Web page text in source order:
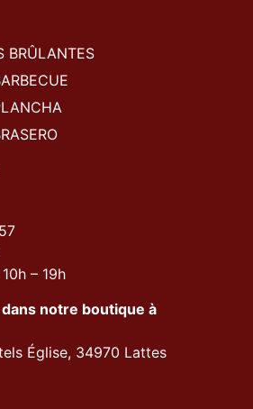
BRÛLANTES
– 19h
notre boutique à
Église, 34970 Lattes